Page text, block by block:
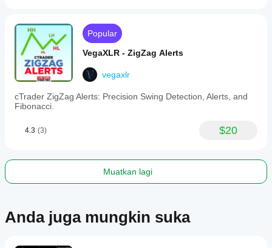
staying
ahead
of
market
movements,
and
making
informed
trading
Popular
VegaXLR - ZigZag Alerts
vegaxlr
cTrader ZigZag Alerts: Precision Swing Detection, Alerts, and
Fibonacci.
4.3 (3) $20
Muatkan lagi
Anda juga mungkin suka